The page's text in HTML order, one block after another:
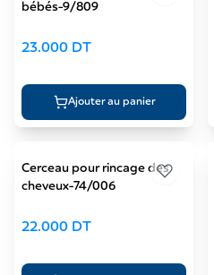
bébés-9/809
23.000 DT
Ajouter au panier
Cerceau pour rincage des
cheveux-74/006
22.000 DT